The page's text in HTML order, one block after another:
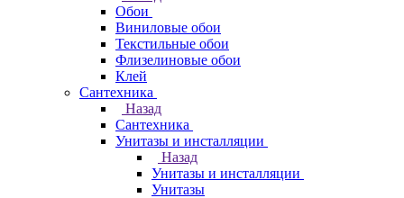
Обои
Виниловые обои
Текстильные обои
Флизелиновые обои
Клей
Сантехника
Назад
Сантехника
Унитазы и инсталляции
Назад
Унитазы и инсталляции
Унитазы